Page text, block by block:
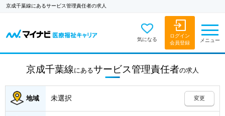
京成千葉線にあるサービス管理責任者の求人
気になる
ログイン
会員登録
メニュー
京成千葉線 にあるサービス管理責任者の求人
地域 未選択 変更